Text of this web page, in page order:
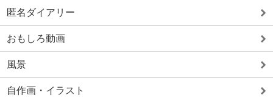
匿名ダイアリー
おもしろ動画
風景
自作画・イラスト